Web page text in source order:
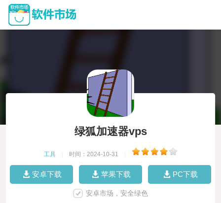
绿狐加速器vps
工具 时间：2024-10-31
安卓下载 苹果下载 PC下载
安卓市场，安全绿色